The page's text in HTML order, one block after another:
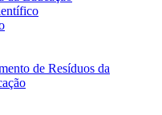
de Resíduos da